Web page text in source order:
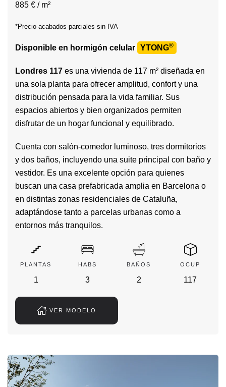
885 € / m²
*Precio acabados parciales sin IVA
Disponible en hormigón celular YTONG®
Londres 117 es una vivienda de 117 m² diseñada en
una sola planta para ofrecer amplitud, confort y una
distribución pensada para la vida familiar. Sus
espacios abiertos y bien organizados permiten
disfrutar de un hogar funcional y equilibrado.
Cuenta con salón-comedor luminoso, tres dormitorios
y dos baños, incluyendo una suite principal con baño y
vestidor. Es una excelente opción para quienes
buscan una casa prefabricada amplia en Barcelona o
en distintas zonas residenciales de Cataluña,
adaptándose tanto a parcelas urbanas como a
entornos más tranquilos.
PLANTAS
1
HABS
3
BAÑOS
2
OCUP
117
VER MODELO